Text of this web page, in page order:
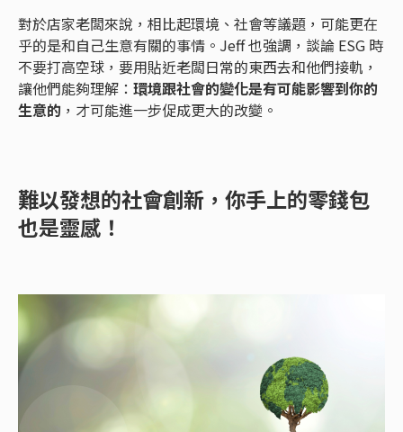
對於店家老闆來說，相比起環境、社會等議題，可能更在
乎的是和自己生意有關的事情。Jeff 也強調，談論 ESG 時
不要打高空球，要用貼近老闆日常的東西去和他們接軌，
讓他們能夠理解： 環境跟社會的變化是有可能影響到你的
生意的 ，才可能進一步促成更大的改變。
難以發想的社會創新，你手上的零錢包
也是靈感！